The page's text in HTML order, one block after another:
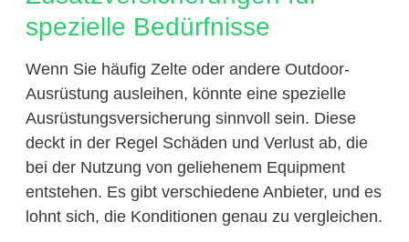
spezielle Bedürfnisse
Wenn Sie häufig Zelte oder andere Outdoor-
Ausrüstung ausleihen, könnte eine spezielle
Ausrüstungsversicherung sinnvoll sein. Diese
deckt in der Regel Schäden und Verlust ab, die
bei der Nutzung von geliehenem Equipment
entstehen. Es gibt verschiedene Anbieter, und es
lohnt sich, die Konditionen genau zu vergleichen.